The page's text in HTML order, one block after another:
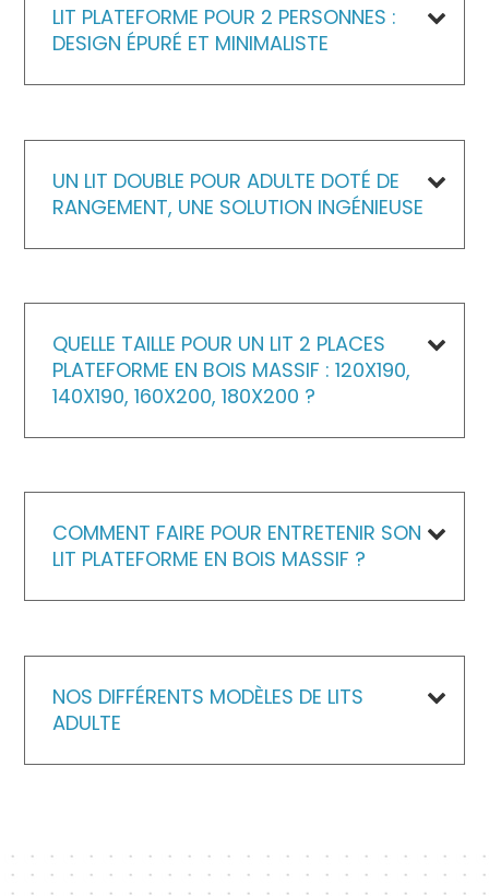
LIT PLATEFORME POUR 2 PERSONNES :
DESIGN ÉPURÉ ET MINIMALISTE
UN LIT DOUBLE POUR ADULTE DOTÉ DE
RANGEMENT, UNE SOLUTION INGÉNIEUSE
QUELLE TAILLE POUR UN LIT 2 PLACES
PLATEFORME EN BOIS MASSIF : 120X190,
140X190, 160X200, 180X200 ?
COMMENT FAIRE POUR ENTRETENIR SON
LIT PLATEFORME EN BOIS MASSIF ?
NOS DIFFÉRENTS MODÈLES DE LITS
ADULTE